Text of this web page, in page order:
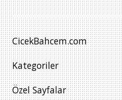
CicekBahcem.com
Kategoriler
Özel Sayfalar